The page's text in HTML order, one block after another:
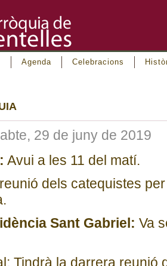
Agenda Celebracions
29 de juny de 2019
Avui a les 11 del matí.
dels catequistes
Sant Gabriel: Va
Tindrà la darrera reunió